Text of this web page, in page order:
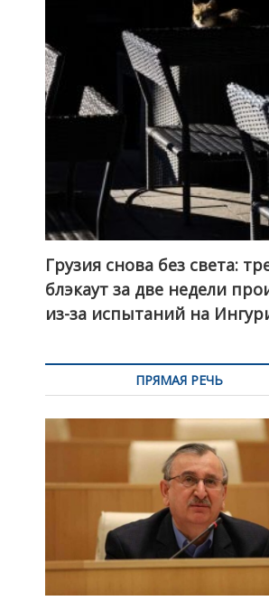
Грузия снова без света:
блэкаут за две недели
из-за испытаний на
ПРЯМАЯ РЕЧЬ